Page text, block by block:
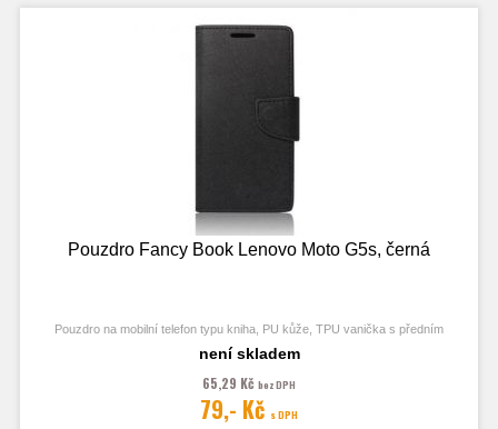
Pouzdro Fancy Book Lenovo Moto G5s, černá
Pouzdro na mobilní telefon typu kniha, PU kůže, TPU vanička s předním
odklápěcím krytem, kapsy na karty, zavírání pomocí magnetu
Obrázek je pouze ilustrační a zobrazuje Stejná Pouzdra pro jiný model
není skladem
65,29 Kč bez DPH
79,- Kč s DPH